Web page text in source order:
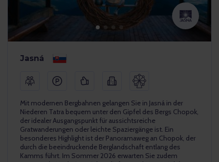
Jasná
Mit modernen Bergbahnen gelangen Sie in Jasná in der
Niederen Tatra bequem unter den Gipfel des Bergs Chopok,
der idealer Ausgangspunkt für aussichtsreiche
Gratwanderungen oder leichte Spaziergänge ist. Ein
besonderes Highlight ist der Panoramaweg an Chopok, der
durch die beeindruckende Berglandschaft entlang des
Kamms führt. Im Sommer 2026 erwarten Sie zudem